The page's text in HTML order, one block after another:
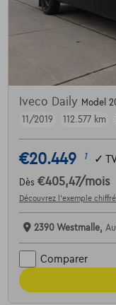
Iveco Daily Model
11/2019
112.577 km
€20.449 1 ✓
Dès €405,47/mois
Découvrez l’exemple
2390 Westmalle,
Comparer